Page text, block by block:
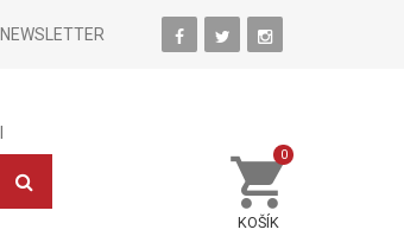
NEWSLETTER
KOŠÍK
0